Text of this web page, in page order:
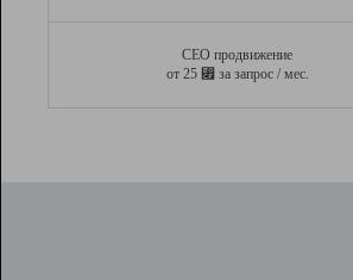
СЕО продвижение
от 25 ⃏ за запрос / мес.